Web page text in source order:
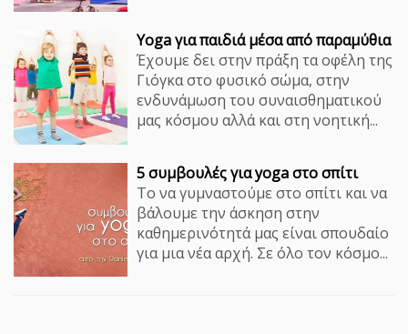
Yoga για παιδιά μέσα από παραμύθια
Έχουμε δει στην πράξη τα οφέλη της
Γιόγκα στο φυσικό σώμα, στην
ενδυνάμωση του συναισθηματικού
μας κόσμου αλλά και στη νοητική...
5 συμβουλές για yoga στο σπίτι
Το να γυμναστούμε στο σπίτι και να
βάλουμε την άσκηση στην
καθημερινότητά μας είναι σπουδαίο
για μια νέα αρχή. Σε όλο τον κόσμο...